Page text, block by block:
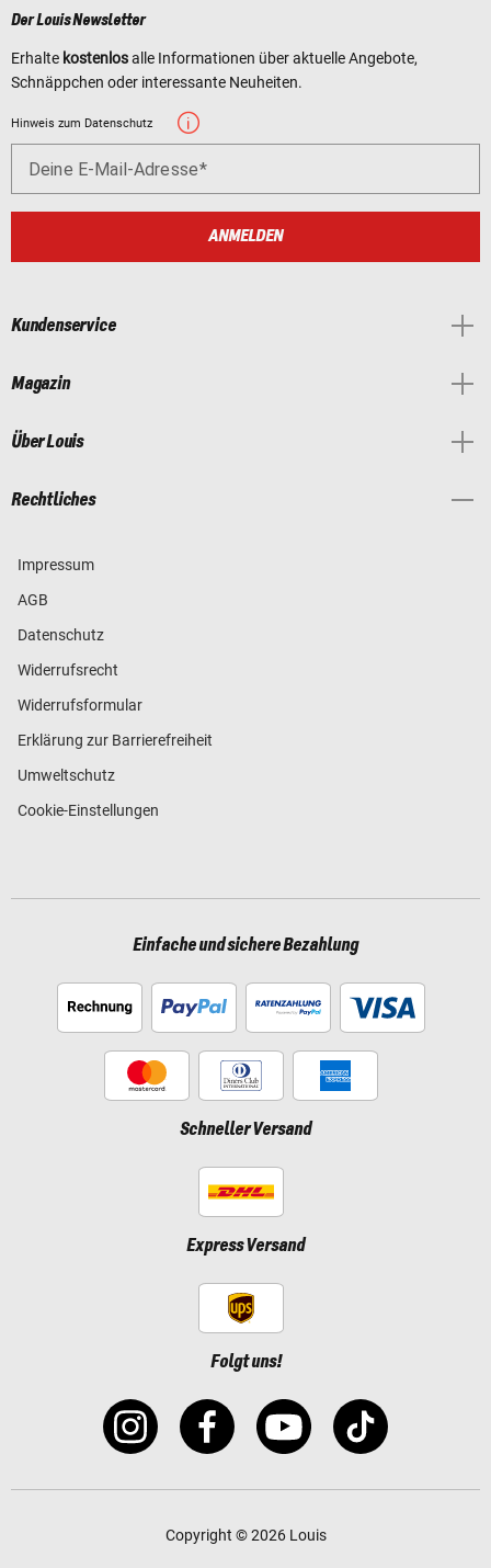
Der Louis Newsletter
Erhalte kostenlosalle Informationen über aktuelle Angebote,
Schnäppchen oder interessante Neuheiten.
Hinweis zum Datenschutz
Deine E-Mail-Adresse
ANMELDEN
Kundenservice
Magazin
Über Louis
Rechtliches
Impressum
AGB
Datenschutz
Widerrufsrecht
Widerrufsformular
Erklärung zur Barrierefreiheit
Umweltschutz
Cookie-Einstellungen
Einfache und sichere Bezahlung
Schneller Versand
Express Versand
Folgt uns!
Copyright © 2026 Louis